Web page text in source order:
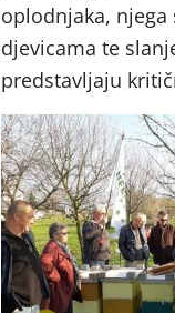
oplodnjaka,
djevicama te
predstavljaju